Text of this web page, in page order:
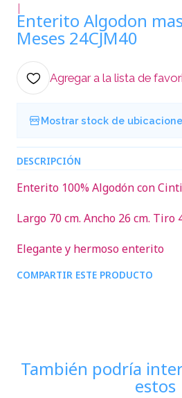
|
Enterito Algodon
Meses 24CJM40
Agregar a la lista de
Mostrar stock de
DESCRIPCIÓN
Enterito 100% Algodón con
Largo 70 cm. Ancho 26 cm. Tiro
Elegante y hermoso enterito
COMPARTIR ESTE PRODUCTO
También podría
estos